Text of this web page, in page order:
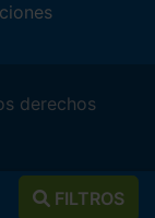
FILTROS
derechos